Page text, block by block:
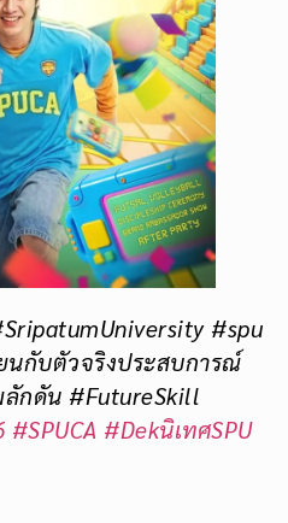
#spu
นกับตัวจริงประสบการณ์
ลักดัน #FutureSkill
#SPUCA #DekนิเทศSPU